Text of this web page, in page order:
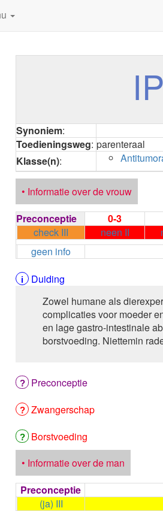
Synoniem:
Toedieningsweg: parenteraal
Klasse(n):
• Informatie over de vrouw
Preconceptie
0-3
check III
neen II
geen info
Duiding
Zowel humane als
complicaties voor moeder
en lage gastro-intestinale
borstvoeding. Niettemin
Preconceptie
Zwangerschap
Borstvoeding
• Informatie over de man
Preconceptie
(ja) III